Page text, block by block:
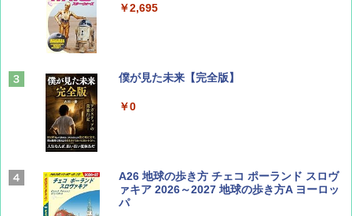
山と溪谷 2026年8月号「南アルプス大全」
￥1,540
Coyote No.89 特集 星野道夫 夢見る旅
￥1,540
￥2,695
僕が見た未来【完全版】
￥0
A26 地球の歩き方 チェコ ポーランド スロヴ
ァキア 2026～2027 地球の歩き方A ヨーロッ
パ